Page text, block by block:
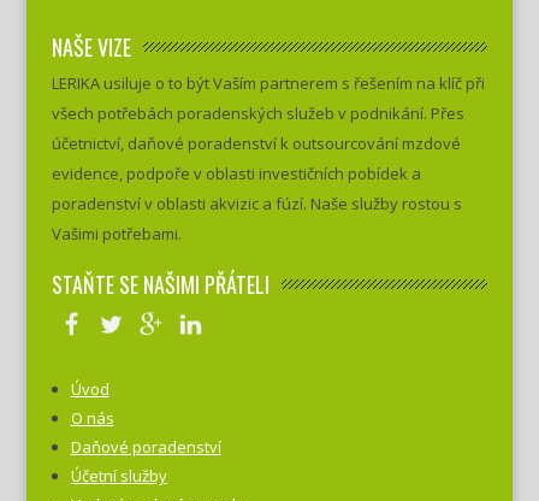
NAŠE VIZE
LERIKA usiluje o to být Vaším partnerem s řešením na klíč při
všech potřebách poradenských služeb v podnikání. Přes
účetnictví, daňové poradenství k outsourcování mzdové
evidence, podpoře v oblasti investičních pobídek a
poradenství v oblasti akvizic a fúzí. Naše služby rostou s
Vašimi potřebami.
STAŇTE SE NAŠIMI PŘÁTELI
Úvod
O nás
Daňové poradenství
Účetní služby